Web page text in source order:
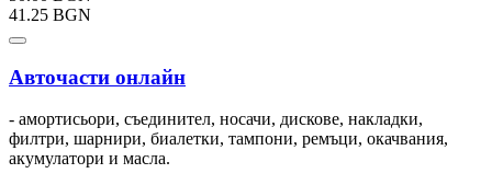
41.25 BGN
Авточасти онлайн
- амортисьори, съединител, носачи, дискове, накладки,
филтри, шарнири, биалетки, тампони, ремъци, окачвания,
акумулатори и масла.